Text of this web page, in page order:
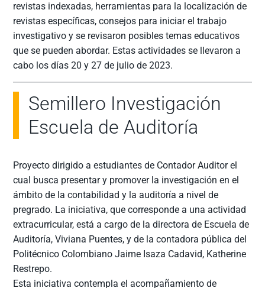
revistas indexadas, herramientas para la localización de
revistas específicas, consejos para iniciar el trabajo
investigativo y se revisaron posibles temas educativos
que se pueden abordar. Estas actividades se llevaron a
cabo los días 20 y 27 de julio de 2023.
Semillero Investigación
Escuela de Auditoría
Proyecto dirigido a estudiantes de Contador Auditor el
cual busca presentar y promover la investigación en el
ámbito de la contabilidad y la auditoría a nivel de
pregrado. La iniciativa, que corresponde a una actividad
extracurricular, está a cargo de la directora de Escuela de
Auditoría, Viviana Puentes, y de la contadora pública del
Politécnico Colombiano Jaime Isaza Cadavid, Katherine
Restrepo.
Esta iniciativa contempla el acompañamiento de